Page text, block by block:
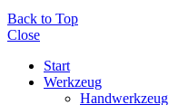
Back to Top
Close
Start
Werkzeug
Handwerkzeug